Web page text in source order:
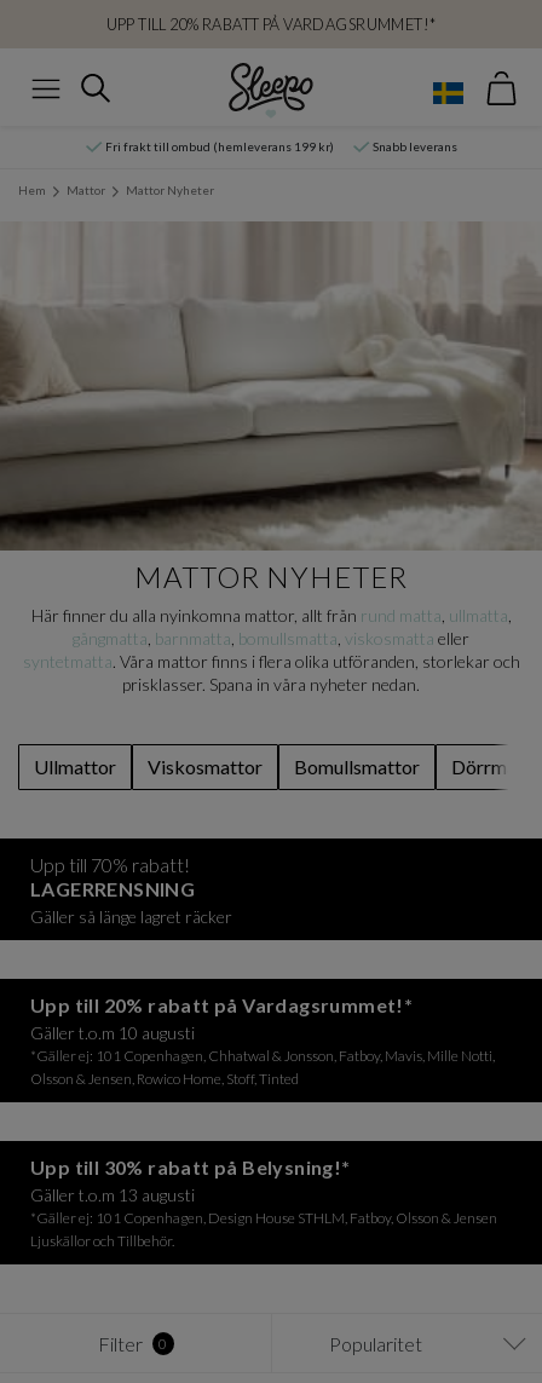
UPP TILL 20% RABATT PÅ VARDAGSRUMMET!*
Sök
Fri frakt till ombud (hemleverans 199 kr) Snabb leverans
Hem Mattor Mattor Nyheter
MATTOR NYHETER
Här finner du alla nyinkomna mattor, allt från rund matta ullmatta
gångmatta barnmatta bomullsmatta viskosmatta eller
syntetmatta. Våra mattor finns i flera olika utföranden, storlekar och
prisklasser. Spana in våra nyheter nedan.
Ullmattor Viskosmattor Bomullsmattor
Upp till 70% rabatt!
LAGERRENSNING
Gäller så länge lagret räcker
Upp till 20% rabatt på Vardagsrummet!*
Gäller t.o.m 10 augusti
*Gäller ej: 101 Copenhagen, Chhatwal & Jonsson, Fatboy, Mavis, Mille Notti,
Olsson & Jensen, Rowico Home, Stoff, Tinted
Upp till 30% rabatt på Belysning!*
Gäller t.o.m 13 augusti
*Gäller ej: 101 Copenhagen, Design House STHLM, Fatboy, Olsson & Jensen
Ljuskällor och Tillbehör.
Filter 0 Popularitet